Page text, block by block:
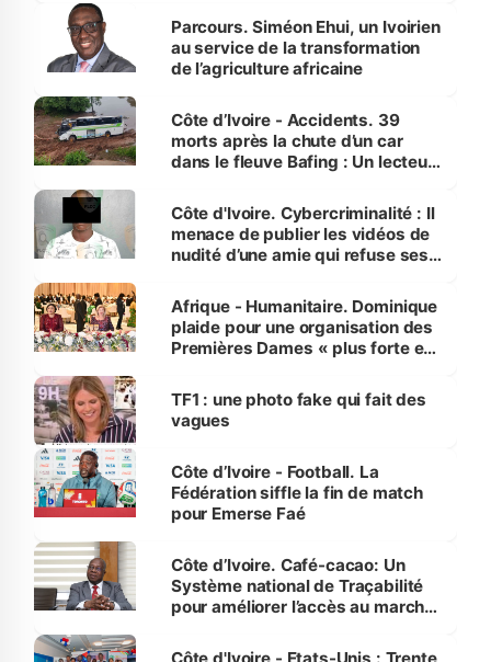
Parcours. Siméon Ehui, un Ivoirien
au service de la transformation
de l’agriculture africaine
Côte d’Ivoire - Accidents. 39
morts après la chute d’un car
dans le fleuve Bafing : Un lecteur
des Transports
Côte d'Ivoire. Cybercriminalité : Il
menace de publier les vidéos de
nudité d’une amie qui refuse ses
Afrique - Humanitaire. Dominique
plaide pour une organisation des
Premières Dames « plus forte et
sur la scène internationale »
TF1 : une photo fake qui fait des
vagues
Côte d’Ivoire - Football. La
Fédération siffle la fin de match
pour Emerse Faé
Côte d’Ivoire. Café-cacao: Un
Système national de Traçabilité
pour améliorer l’accès au marché